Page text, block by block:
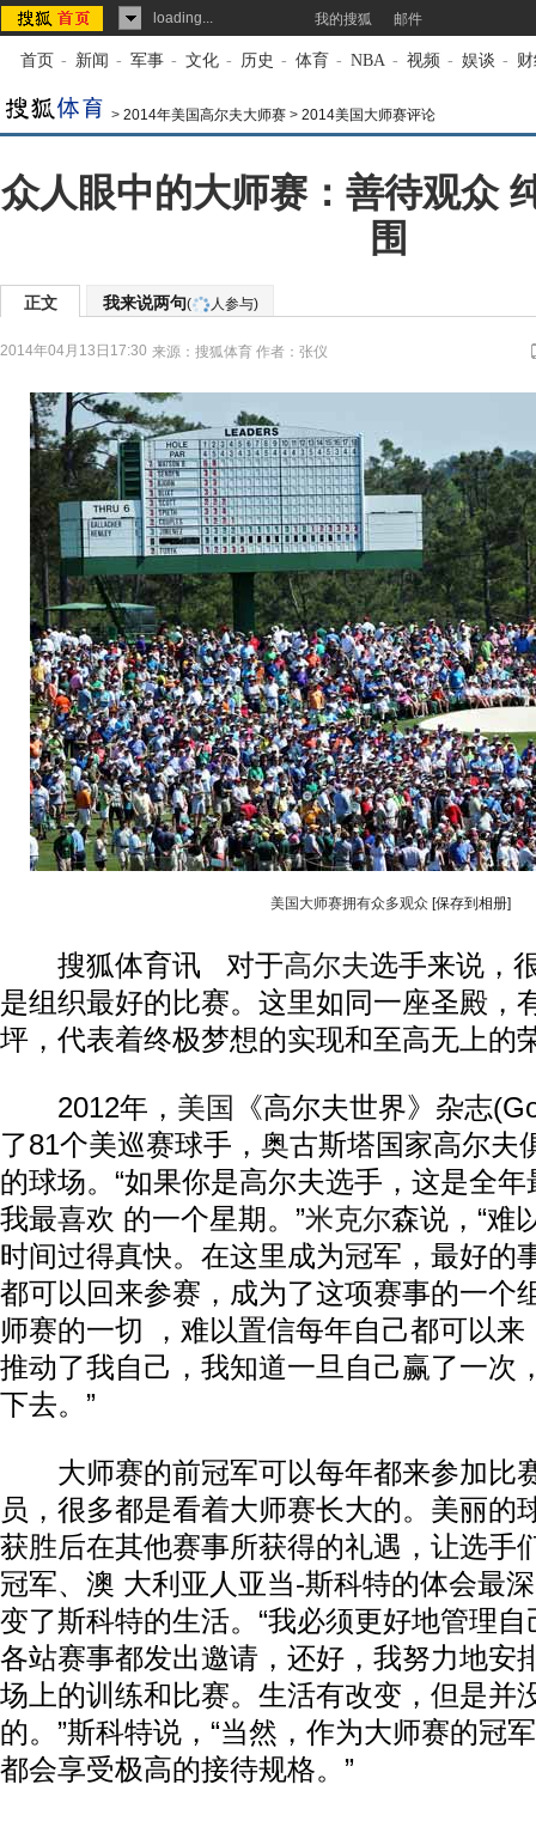
loading... 我的搜狐 邮件
首页 - 新闻 - 军事 - 文化 - 历史 - 体育 - NBA - 视频 - 娱谈 -
> 2014年美国高尔夫大师赛 > 2014美国大师赛评论
众人眼中的大师赛：善待观众
围
正文 我来说两句( 人参与)
2014年04月13日17:30 来源： 搜狐体育 作者：张仪
美国大师赛拥有众多观众 [保存到相册]
搜狐体育讯 对于高尔夫选手来说，
是组织最好的比赛。这里如同一座圣殿，
坪，代表着终极梦想的实现和至高无上的
2012年， 美国
《高尔夫世界》杂志
了81个美巡赛球手，奥古斯塔国家高尔夫
的球场。“如果你是高尔夫选手，这是全
我最喜欢 的一个星期。”米克尔森说，“难
时间过得真快。在这里成为冠军，最好的
都可以回来参赛，成为了这项赛事的一个
师赛的一切 ，难以置信每年自己都可以
推动了我自己，我知道一旦自己赢了一次
下去。”
大师赛的前冠军可以每年都来参加比
员，很多都是看着大师赛长大的。美丽的
获胜后在其他赛事所获得的礼遇，让选手
冠军、澳 大利亚人亚当-斯科特的体会最
变了斯科特的生活。“我必须更好地管理
各站赛事都发出邀请，还好，我努力地安
场上的训练和比赛。生活有改变，但是并
的。”斯科特说，“当然，作为大师赛的冠
都会享受极高的接待规格。”